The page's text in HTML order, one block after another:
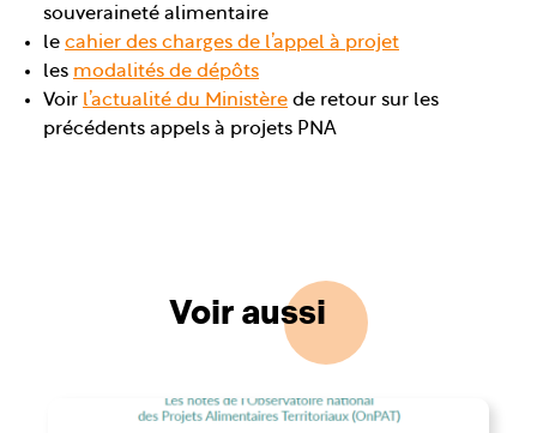
souveraineté alimentaire
le cahier des charges de l’appel à projet
les modalités de dépôts
Voir l’actualité du Ministère de retour sur les
précédents appels à projets PNA
Voir aussi